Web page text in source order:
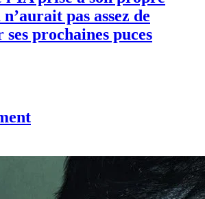
pas assez de
prochaines puces